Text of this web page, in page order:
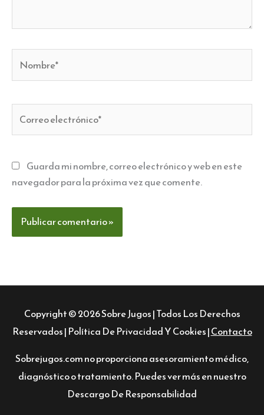
electrónico*
Guarda mi nombre, correo electrónico y web en este
navegador para la próxima vez que comente.
Copyright © 2026Sobre Jugos| Todos Los Derechos
Reservados | Política De Privacidad Y Cookies|Contacto
Sobrejugos.com no proporciona asesoramiento médico,
diagnóstico o tratamiento. Puedes ver más en nuestro
Descargo De Responsabilidad